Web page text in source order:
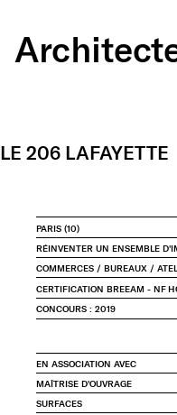
LE 206 LAFAYETTE
PARIS (10)
RÉINVENTER UN ENSEMBLE
COMMERCES / BUREAUX /
CERTIFICATION BREEAM - NF
CONCOURS : 2019
EN ASSOCIATION AVEC
MAÎTRISE D'OUVRAGE
SURFACES